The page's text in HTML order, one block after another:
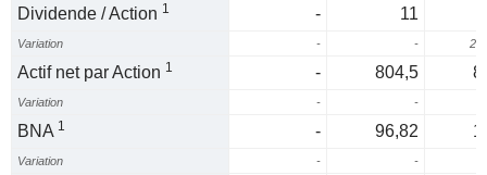
Dividende / Action 1 - 11
Variation - -
Actif net par Action 1 - 804,5
Variation - -
BNA 1 - 96,82
Variation - -